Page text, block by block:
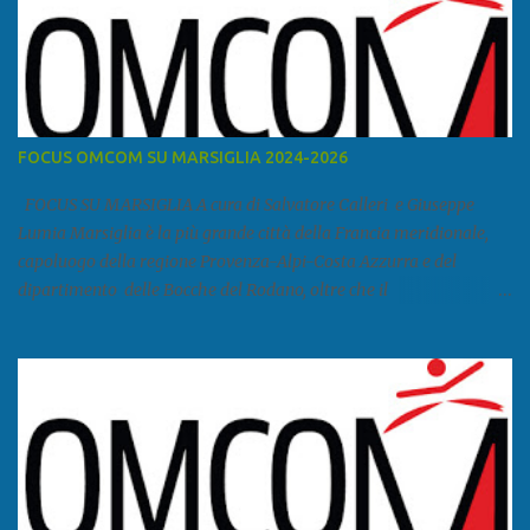
FOCUS OMCOM SU MARSIGLIA 2024-2026
FOCUS SU MARSIGLIA A cura di Salvatore Calleri e Giuseppe
Lumia Marsiglia è la più grande città della Francia meridionale,
capoluogo della regione Provenza-Alpi-Costa Azzurra e del
dipartimento delle Bocche del Rodano, oltre che il
come area metropolitana. Studiare quanto succede a Marsiglia è
molto importante per la geopolitica narcomafiosa perché
Marsiglia ha il porto in asse con la Corsica, Genova, Livorno e
Napoli e le banlieu gemellate con le periferie milanesi. Secondo il
rapporto della DCSA è uno dei principali scali del narcotraffico dal
sudamerica, in particolare Ecuador e Cile. Marsiglia è una città